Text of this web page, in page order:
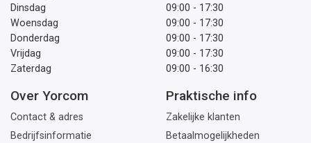
Dinsdag
09:00 - 17:30
Woensdag
09:00 - 17:30
Donderdag
09:00 - 17:30
Vrijdag
09:00 - 17:30
Zaterdag
09:00 - 16:30
Over Yorcom
Contact & adres
Bedrijfsinformatie
Praktische info
Zakelijke klanten
Betaalmogelijkheden